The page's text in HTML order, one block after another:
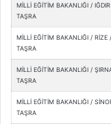
MİLLİ EĞİTİM BAKANLIĞI /
TAŞRA
MİLLİ EĞİTİM BAKANLIĞI / RİZE /
TAŞRA
MİLLİ EĞİTİM BAKANLIĞI /
TAŞRA
MİLLİ EĞİTİM BAKANLIĞI /
TAŞRA